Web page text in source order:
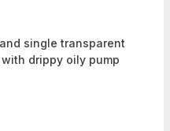
single transparent
drippy oily pump